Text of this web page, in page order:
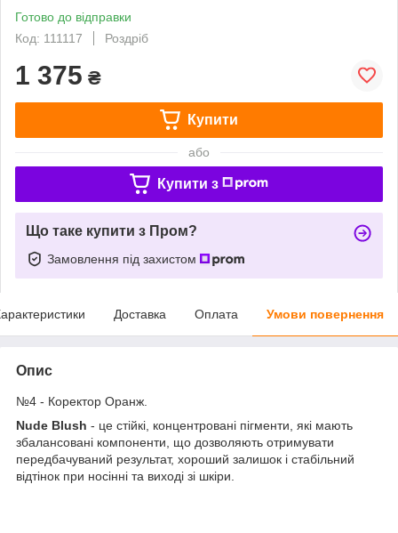
Готово до відправки
Код: 111117
Роздріб
1 375 ₴
Купити
або
Купити з
Що таке купити з Пром?
Замовлення під захистом
Доставка Оплата Умови повернення
Опис
№4 - Коректор Оранж.
Nude Blush - це стійкі, концентровані пігменти, які мають
збалансовані компоненти, що дозволяють отримувати
передбачуваний результат, хороший залишок і стабільний
відтінок при носінні та виході зі шкіри.